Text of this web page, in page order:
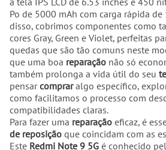
Po de 5000 mAh com carga rápida de
disso, cobrimos componentes como
cores Gray, Green e Violet, perfeitas
quedas que são tão comuns neste
que uma boa reparação não só
também prolonga a vida útil do seu
pensarcompraralgo específico,
como facilitamos o processo com
compatibilidades claras.
Para fazer uma reparação eficaz, é
de reposição que coincidam com as
Este Redmi Note 9 5G é conhecido